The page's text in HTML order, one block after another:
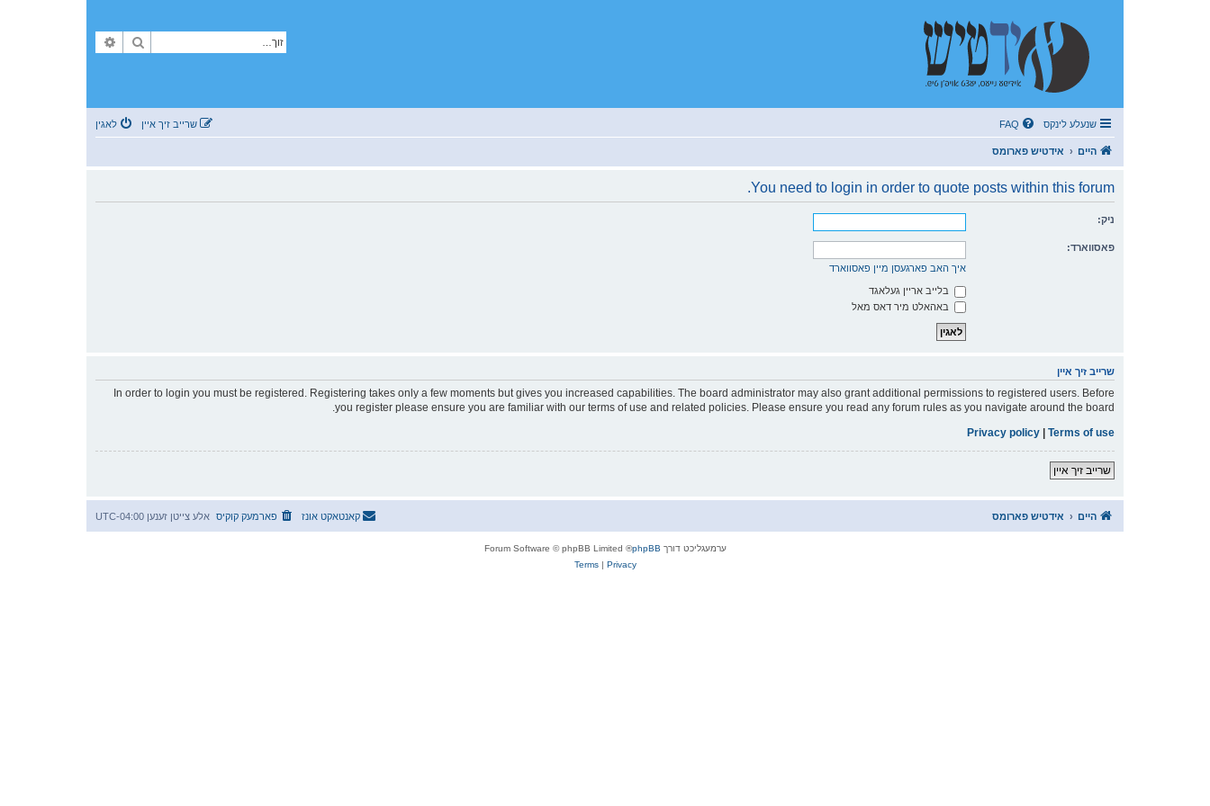
זוך
שנעלע לינקס FAQ לאגין שרייב זיך איין
היים אידטיש פארומס
You need to login in order to quote posts within this forum.
ניק:
פאסווארד:
איך האב פארגעסן מיין פאסווארד
בלייב אריין געלאגד
באהאלט מיר דאס מאל
שרייב זיך איין
In order to login you must be registered. Registering takes only a few moments but gives you increased capabilities. The board administrator may also grant additional permissions to registered users. Before
you register please ensure you are familiar with our terms of use and related policies. Please ensure you read any forum rules as you navigate around the board.
Terms of use
|
Privacy policy
שרייב זיך איין
היים אידטיש פארומס אלע צייטן זענען UTC-04:00 פארמעק קוקיס קאנטאקט אונז
ערמעגליכט דורך phpBB
® Forum Software © phpBB Limited
Privacy
|
Terms